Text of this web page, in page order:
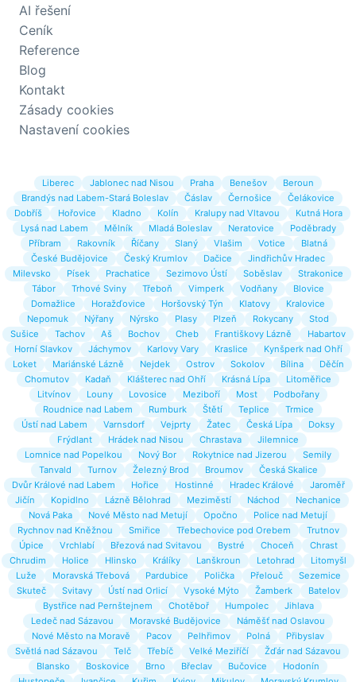
AI řešení
Ceník
Reference
Blog
Kontakt
Zásady cookies
Nastavení cookies
Liberec Jablonec nad Nisou Praha Benešov
Beroun
Brandýs nad Labem-Stará Boleslav
Čáslav Černošice
Čelákovice
Dobříš
Hořovice Kladno Kolín Kralupy nad Vltavou
Kutná Hora
Lysá nad Labem
Mělník Mladá Boleslav Neratovice
Poděbrady
Příbram
Rakovník Říčany Slaný Vlašim Votice
Blatná
České Budějovice
Český Krumlov Dačice
Jindřichův Hradec
Milevsko
Písek Prachatice Sezimovo Ústí Soběslav
Strakonice
Tábor
Trhové Sviny Třeboň Vimperk Vodňany
Blovice
Domažlice
Horažďovice Horšovský Týn Klatovy
Kralovice
Nepomuk
Nýřany Nýrsko Plasy Plzeň Rokycany
Stod
Sušice
Tachov Aš Bochov Cheb Františkovy Lázně
Habartov
Horní Slavkov
Jáchymov Karlovy Vary Kraslice
Kynšperk nad Ohří
Loket
Mariánské Lázně Nejdek Ostrov Sokolov Bílina
Děčín
Chomutov
Kadaň Klášterec nad Ohří Krásná Lípa
Litoměřice
Litvínov
Louny Lovosice Meziboří Most
Podbořany
Roudnice nad Labem
Rumburk Štětí Teplice
Trmice
Ústí nad Labem
Varnsdorf Vejprty Žatec Česká Lípa
Doksy
Frýdlant
Hrádek nad Nisou Chrastava
Jilemnice
Lomnice nad Popelkou
Nový Bor Rokytnice nad Jizerou
Semily
Tanvald
Turnov Železný Brod Broumov
Česká Skalice
Dvůr Králové nad Labem
Hořice Hostinné Hradec Králové
Jaroměř
Jičín
Kopidlno Lázně Bělohrad Meziměstí Náchod
Nechanice
Nová Paka
Nové Město nad Metují Opočno
Police nad Metují
Rychnov nad Kněžnou
Smiřice Třebechovice pod Orebem
Trutnov
Úpice
Vrchlabí Březová nad Svitavou Bystré Choceň
Chrast
Chrudim
Holice Hlinsko Králíky Lanškroun Letohrad
Litomyšl
Luže
Moravská Třebová Pardubice Polička Přelouč
Sezemice
Skuteč
Svitavy Ústí nad Orlicí Vysoké Mýto Žamberk
Batelov
Bystřice nad Pernštejnem
Chotěboř Humpolec
Jihlava
Ledeč nad Sázavou
Moravské Budějovice
Náměšť nad Oslavou
Nové Město na Moravě
Pacov Pelhřimov Polná
Přibyslav
Světlá nad Sázavou
Telč Třebíč Velké Meziříčí
Žďár nad Sázavou
Blansko
Boskovice Brno Břeclav Bučovice
Hodonín